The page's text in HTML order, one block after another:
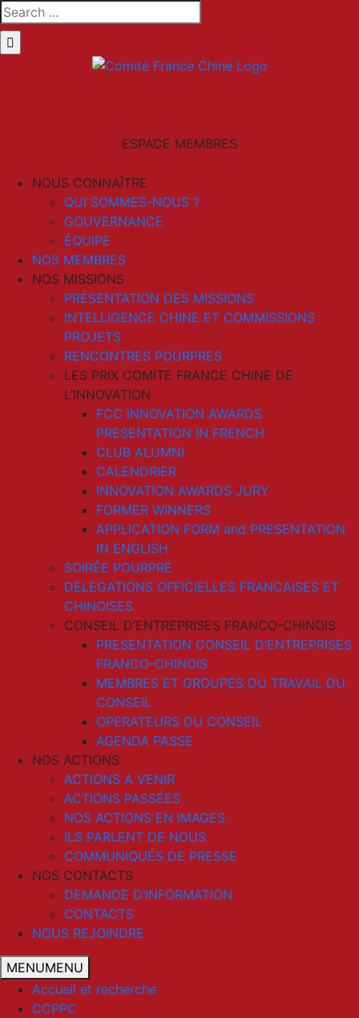
Skip
to
content
Search
for:
ESPACE MEMBRES
NOUS CONNAÎTRE
QUI SOMMES-NOUS ?
GOUVERNANCE
ÉQUIPE
NOS MEMBRES
NOS MISSIONS
PRÉSENTATION DES MISSIONS
INTELLIGENCE CHINE ET COMMISSIONS
PROJETS
RENCONTRES POURPRES
LES PRIX COMITE FRANCE CHINE DE
L’INNOVATION
FCC INNOVATION AWARDS
PRESENTATION IN FRENCH
CLUB ALUMNI
CALENDRIER
INNOVATION AWARDS JURY
FORMER WINNERS
APPLICATION FORM and PRESENTATION
IN ENGLISH
SOIRÉE POURPRE
DELEGATIONS OFFICIELLES FRANCAISES ET
CHINOISES
CONSEIL D’ENTREPRISES FRANCO-CHINOIS
PRESENTATION CONSEIL D’ENTREPRISES
FRANCO-CHINOIS
MEMBRES ET GROUPES DU TRAVAIL DU
CONSEIL
OPERATEURS DU CONSEIL
AGENDA PASSE
NOS ACTIONS
ACTIONS A VENIR
ACTIONS PASSÉES
NOS ACTIONS EN IMAGES
ILS PARLENT DE NOUS
COMMUNIQUÉS DE PRESSE
NOS CONTACTS
DEMANDE D’INFORMATION
CONTACTS
NOUS REJOINDRE
MENUMENU
Accueil et recherche
CCPPC